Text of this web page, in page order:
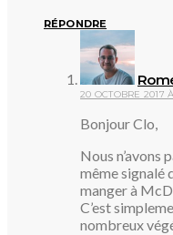
RÉPONDRE
20 OCTOBRE 2017
Bonjour Clo,
Nous n’avons
même signalé
manger à
C’est
nombreux